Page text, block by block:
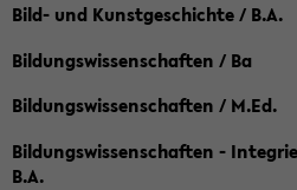
Bild- und Kunstgeschichte / B.A.
Bildungswissenschaften / Ba
Bildungswissenschaften / M.Ed.
Bildungswissenschaften -
B.A.